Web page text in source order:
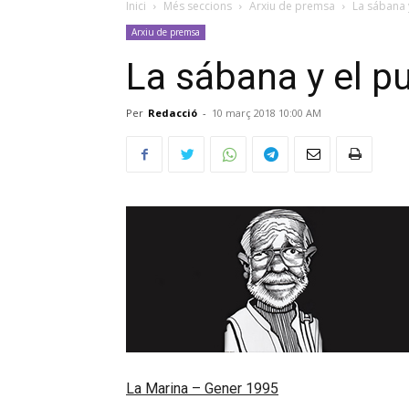
Inici Més seccions Arxiu de premsa La
Arxiu de premsa
La sábana y el
Per Redacció - 10 març 2018 10:00 AM
La Marina – Gener 1995